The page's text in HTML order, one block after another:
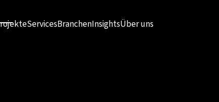
ServicesBranchenInsightsÜber uns